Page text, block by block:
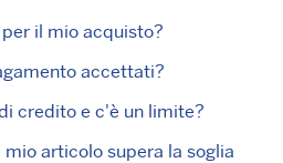
il mio acquisto?
accettati?
credito e c'è un limite?
articolo supera la soglia